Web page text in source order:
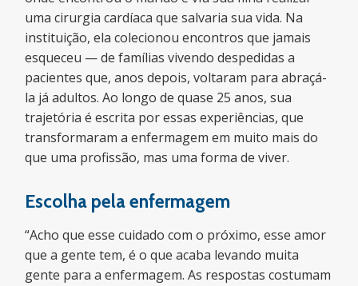
uma cirurgia cardíaca que salvaria sua vida. Na
instituição, ela colecionou encontros que jamais
esqueceu — de famílias vivendo despedidas a
pacientes que, anos depois, voltaram para abraçá-
la já adultos. Ao longo de quase 25 anos, sua
trajetória é escrita por essas experiências, que
transformaram a enfermagem em muito mais do
que uma profissão, mas uma forma de viver.
Escolha pela enfermagem
“Acho que esse cuidado com o próximo, esse amor
que a gente tem, é o que acaba levando muita
gente para a enfermagem. As respostas costumam